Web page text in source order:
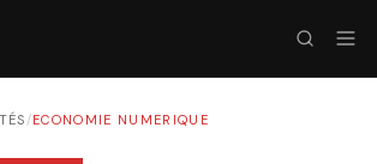
/ECONOMIE NUMERIQUE